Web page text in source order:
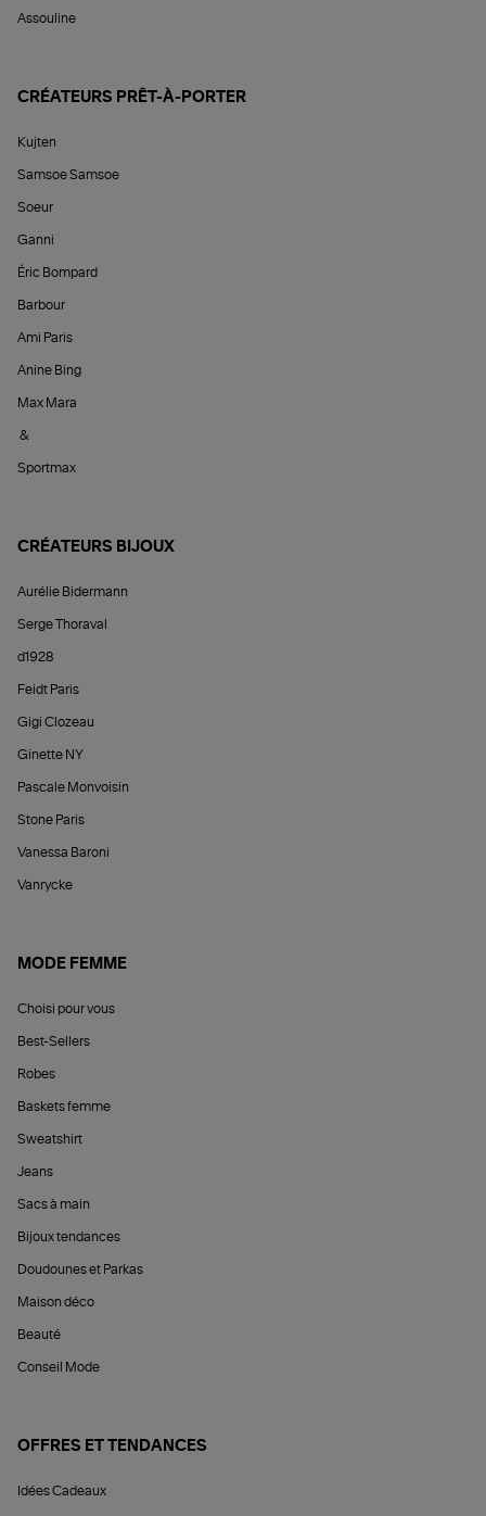
Assouline
CRÉATEURS PRÊT-À-PORTER
Kujten
Samsoe Samsoe
Soeur
Ganni
Éric Bompard
Barbour
Ami Paris
Anine Bing
Max Mara
&
Sportmax
CRÉATEURS BIJOUX
Aurélie Bidermann
Serge Thoraval
d1928
Feidt Paris
Gigi Clozeau
Ginette NY
Pascale Monvoisin
Stone Paris
Vanessa Baroni
Vanrycke
MODE FEMME
Choisi pour vous
Best-Sellers
Robes
Baskets femme
Sweatshirt
Jeans
Sacs à main
Bijoux tendances
Doudounes et Parkas
Maison déco
Beauté
Conseil Mode
OFFRES ET TENDANCES
Idées Cadeaux